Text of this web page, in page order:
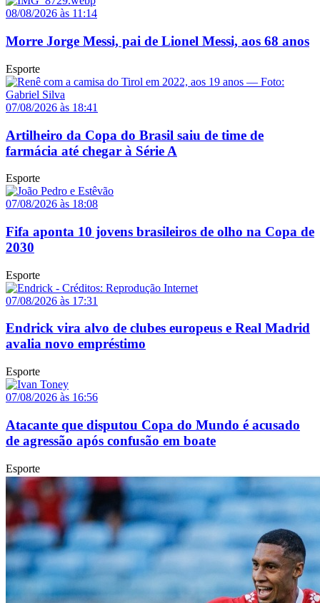
08/08/2026 às 11:14
Morre Jorge Messi, pai de Lionel Messi, aos 68 anos
Esporte
07/08/2026 às 18:41
Artilheiro da Copa do Brasil saiu de time de
farmácia até chegar à Série A
Esporte
07/08/2026 às 18:08
Fifa aponta 10 jovens brasileiros de olho na Copa de
2030
Esporte
07/08/2026 às 17:31
Endrick vira alvo de clubes europeus e Real Madrid
avalia novo empréstimo
Esporte
07/08/2026 às 16:56
Atacante que disputou Copa do Mundo é acusado
de agressão após confusão em boate
Esporte